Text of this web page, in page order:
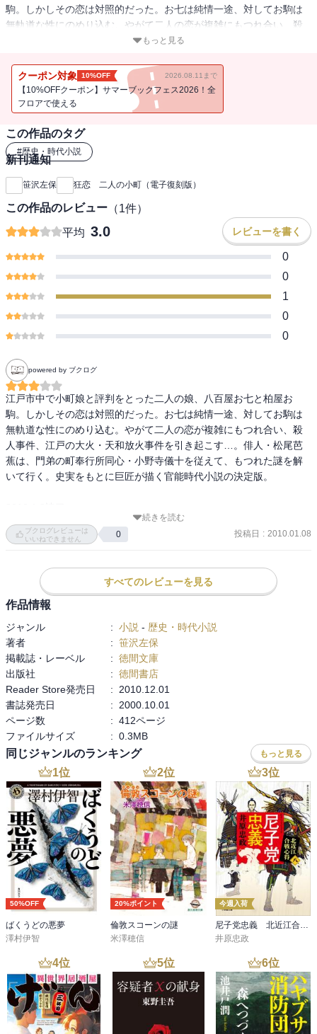
駒。しかしその恋は対照的だった。お七は純情一途、対してお駒は
無軌道な性にのめり込む。やがて二人の恋が複雑にもつれ合い、殺
人事件、江戸の大火・天和放火事件を引き起こす……。俳人・松尾
解いて行く。史実をもとに巨匠が描く官能時代小説の決定版！
（『狂乱 春の夜の夢』改題）
もっと見る
クーポン対象 10%OFF 2026.08.11まで
【10%OFFクーポン】サマーブックフェス2026！全
フロアで使える
この作品のタグ
#歴史・時代小説
新刊通知
笹沢左保 狂恋 二人の小町（電子復刻版）
この作品のレビュー （1件）
平均 3.0 レビューを書く
0
0
1
0
0
powered by ブクログ
江戸市中で小町娘と評判をとった二人の娘、八百屋お七と柏屋お
駒。しかしその恋は対照的だった。お七は純情一途、対してお駒は
無軌道な性にのめり込む。やがて二人の恋が複雑にもつれ合い、殺
人事件、江戸の大火・天和放火事件を引き起こす…。俳人・松尾芭
蕉は、門弟の町奉行所同心・小野寺儀十を従えて、もつれた謎を解
いて行く。史実をもとに巨匠が描く官能時代小説の決定版。
続きを読む
ブクログレビューは
いいねできません
0 投稿日 : 2010.01.08
すべてのレビューを見る
作品情報
ジャンル : 小説 - 歴史・時代小説
著者
: 笹沢左保
掲載誌・レーベル
: 徳間文庫
出版社
: 徳間書店
Reader Store発売日
:
2010.12.01
書誌発売日
:
2000.10.01
ページ数
: 412ページ
ファイルサイズ
: 0.3MB
同じジャンルのランキング もっと見る
1位
50%OFF
ばくうどの悪夢
澤村伊智
2位
20%ポイント
倫敦スコーンの謎
米澤穂信
3位
今週入荷
尼子党忠義 北近江合戦心得〈八〉
井原忠政
4位 5位 6位